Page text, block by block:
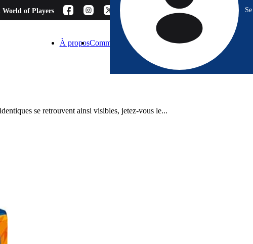
World of Players
À proposComment choisir ? BlogEspace Pro Contact
se retrouvent ainsi visibles, jetez-vous le...